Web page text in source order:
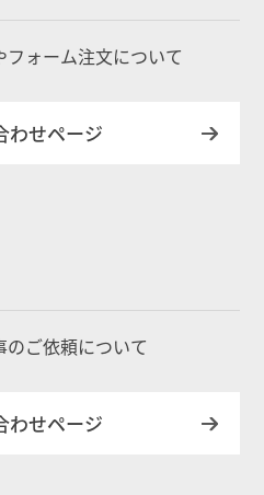
ォーム注文について
わせページ
ご依頼について
わせページ